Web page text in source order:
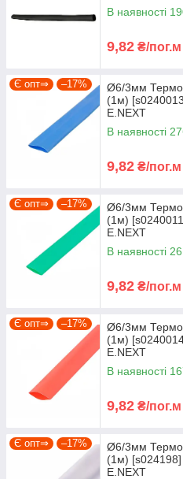
В наявності
9,82 ₴/пог.м
Є опт⇒ –17%
Ø6/3мм
(1м)
E.NEXT
В наявності
9,82 ₴/пог.м
Є опт⇒ –17%
Ø6/3мм
(1м)
E.NEXT
В наявності
9,82 ₴/пог.м
Є опт⇒ –17%
Ø6/3мм
(1м)
E.NEXT
В наявності
9,82 ₴/пог.м
Є опт⇒ –17%
Ø6/3мм
(1м)
E.NEXT